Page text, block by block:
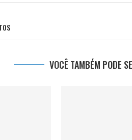
VOCÊ TAMBÉM PODE